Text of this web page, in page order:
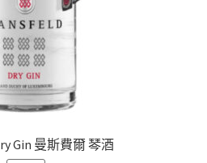
Gin 曼斯費爾 琴酒